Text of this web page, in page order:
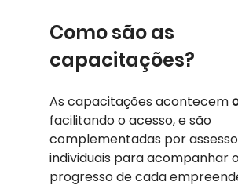
Como são as
capacitações?
As capacitações acontecem
facilitando o acesso, e são
complementadas por
individuais para acompanhar
progresso de cada